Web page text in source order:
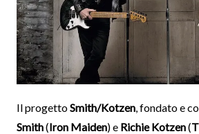
Il progettoSmith/Kotzen, fondato e
Smith(Iron Maiden) e Richie Kotzen(